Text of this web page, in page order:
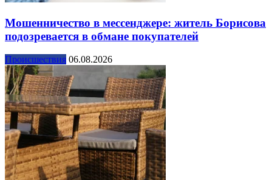
Мошенничество в мессенджере: житель Борисова
подозревается в обмане покупателей
Происшествия 06.08.2026